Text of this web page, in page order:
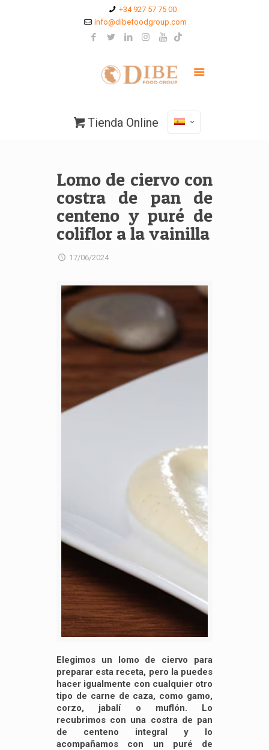
+34 927 57 75 00
info@dibefoodgroup.com
Tienda Online
Lomo de ciervo con
costra de pan de
centeno y puré de
coliflor a la vainilla
17/06/2024
Elegimos un lomo de ciervo para
preparar esta receta, pero la puedes
hacer igualmente con cualquier otro
tipo de carne de caza, como gamo,
corzo, jabalí o muflón. Lo
recubrimos con una costra de pan
de centeno integral y lo
acompañamos con un puré de